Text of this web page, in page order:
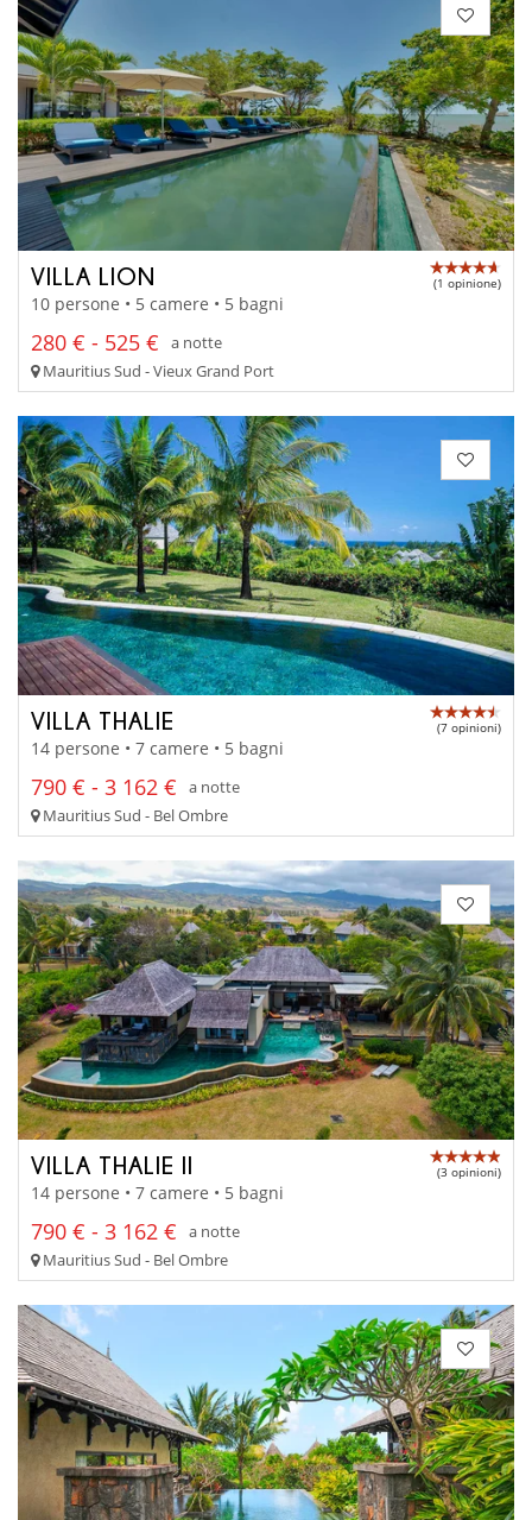
VILLA LION (1 opinione)
10 persone • 5 camere • 5 bagni
280 € - 525 €
a notte
Mauritius Sud - Vieux Grand Port
VILLA THALIE (7 opinioni)
14 persone • 7 camere • 5 bagni
790 € - 3 162 €
a notte
Mauritius Sud - Bel Ombre
VILLA THALIE II (3 opinioni)
14 persone • 7 camere • 5 bagni
790 € - 3 162 €
a notte
Mauritius Sud - Bel Ombre